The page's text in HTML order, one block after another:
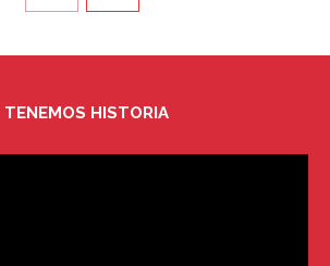
TENEMOS HISTORIA